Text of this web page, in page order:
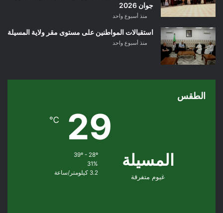
جوان 2026
منذ أسبوع واحد
استقبالات المواطنين على مستوى مقر ولاية المسيلة
منذ أسبوع واحد
الطقس
المسيلة
غيوم متفرقة
29
℃
39º - 28º
31%
3.2 كيلومتر/ساعة